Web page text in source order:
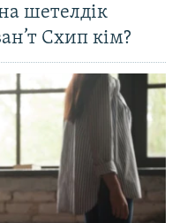
шетелдік
Схип кім?